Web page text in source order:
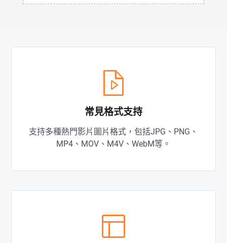
常見格式支持
支持多種熱門影片圖片格式，包括JPG、PNG、
MP4、MOV、M4V、WebM等。